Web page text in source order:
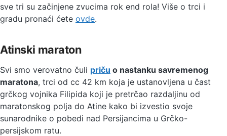
sve tri su začinjene zvucima rok end rola! Više o trci i
gradu pronaći ćete ovde.
Atinski maraton
Svi smo verovatno čuli priču o nastanku savremenog
maratona, trci od cc 42 km koja je ustanovljena u čast
grčkog vojnika Filipida koji je pretrčao razdaljinu od
maratonskog polja do Atine kako bi izvestio svoje
sunarodnike o pobedi nad Persijancima u Grčko-
persijskom ratu.